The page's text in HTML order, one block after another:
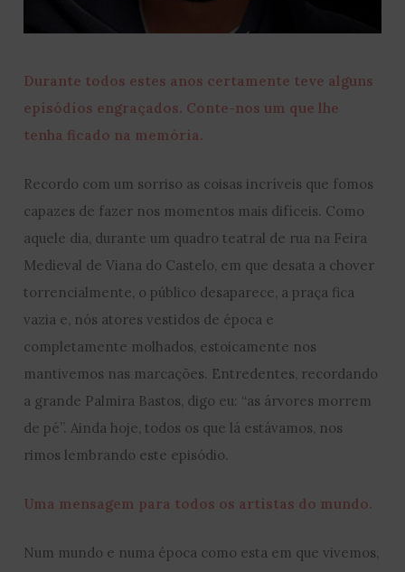
Durante todos estes anos certamente teve alguns
episódios engraçados. Conte-nos um que lhe
tenha ficado na memória.
Recordo com um sorriso as coisas incríveis que fomos
capazes de fazer nos momentos mais difíceis. Como
aquele dia, durante um quadro teatral de rua na Feira
Medieval de Viana do Castelo, em que desata a chover
torrencialmente, o público desaparece, a praça fica
vazia e, nós atores vestidos de época e
completamente molhados, estoicamente nos
mantivemos nas marcações. Entredentes, recordando
a grande Palmira Bastos, digo eu: “as árvores morrem
de pé”. Ainda hoje, todos os que lá estávamos, nos
rimos lembrando este episódio.
Uma mensagem para todos os artistas do mundo.
Num mundo e numa época como esta em que vivemos,